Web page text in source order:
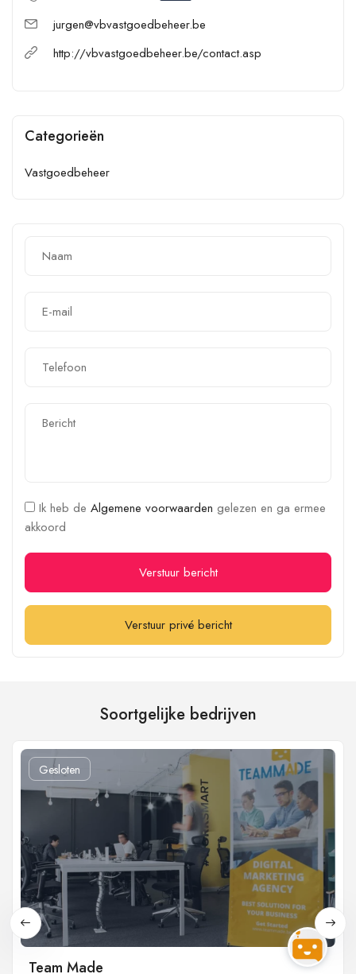
jurgen@vbvastgoedbeheer.be
http://vbvastgoedbeheer.be/contact.asp
Categorieën
Vastgoedbeheer
Ik heb de Algemene voorwaarden gelezen en ga ermee
akkoord
Verstuur bericht
Verstuur privé bericht
Soortgelijke bedrijven
Gesloten
Team Made